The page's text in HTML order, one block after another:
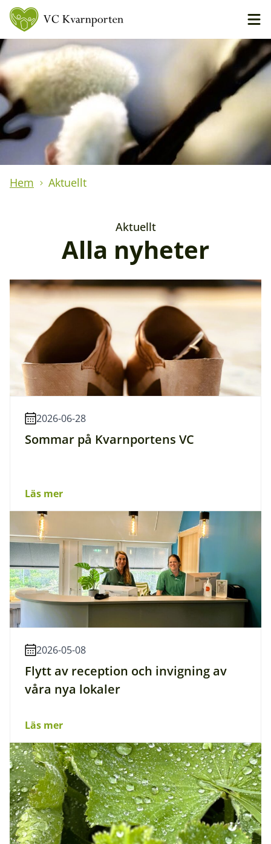
Hem Aktuellt
Aktuellt
Alla nyheter
2026-06-28
Sommar på Kvarnportens VC
Läs mer
2026-05-08
Flytt av reception och invigning av
våra nya lokaler
Läs mer